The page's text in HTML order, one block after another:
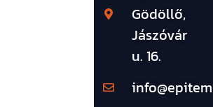
Gödöllő,
Jászóvár
u. 16.